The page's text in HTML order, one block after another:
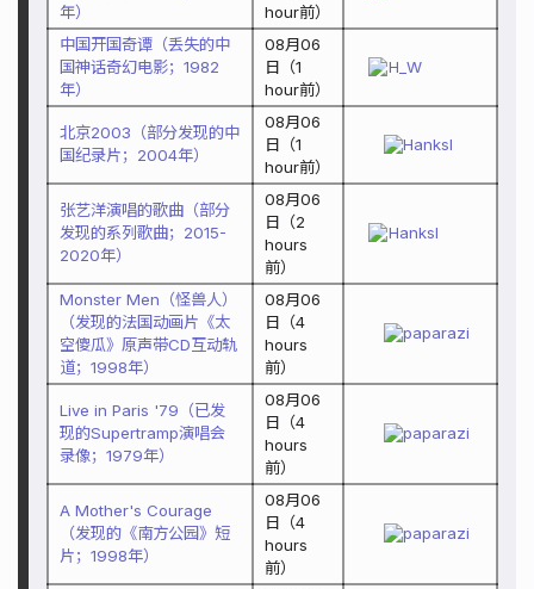
年）
hour前）
中国开国奇谭（丢失的中
国神话奇幻电影；1982
年）
08月06
日 （1
hour前）
H_W
北京2003（部分发现的中
国纪录片；2004年）
08月06
日 （1
hour前）
Hanksl
张艺洋演唱的歌曲（部分
发现的系列歌曲；2015-
2020年）
08月06
日 （2
hours
前）
Hanksl
Monster Men（怪兽人）
（发现的法国动画片《太
空傻瓜》原声带CD互动轨
道；1998年）
08月06
日 （4
hours
前）
paparazi
Live in Paris '79（已发
现的Supertramp演唱会
录像；1979年）
08月06
日 （4
hours
前）
paparazi
A Mother's Courage
（发现的《南方公园》短
片；1998年）
08月06
日 （4
hours
前）
paparazi